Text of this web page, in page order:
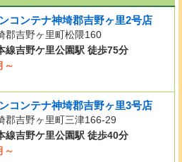
コンテナ神埼郡吉野ヶ里2号店
郡吉野ヶ里町松隈160
線吉野ケ里公園駅 徒歩75分
～
コンテナ神埼郡吉野ヶ里3号店
郡吉野ヶ里町三津166-29
線吉野ケ里公園駅 徒歩40分
～